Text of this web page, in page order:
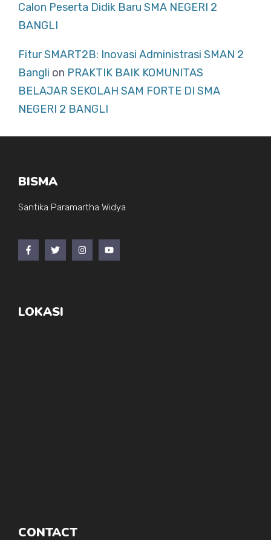
Calon Peserta Didik Baru SMA NEGERI 2
BANGLI
Fitur SMART2B: Inovasi Administrasi SMAN 2
Bangli on PRAKTIK BAIK KOMUNITAS
BELAJAR SEKOLAH SAM FORTE DI SMA
NEGERI 2 BANGLI
BISMA
Santika Paramartha Widya
LOKASI
CONTACT